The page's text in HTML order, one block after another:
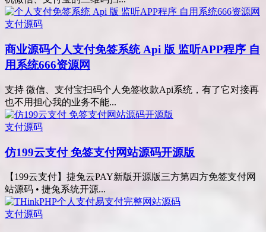
支付源码
商业源码个人支付免签系统 Api 版 监听APP程序 自
用系统666资源网
支持 微信、支付宝扫码个人免签收款Api系统，有了它对接再
也不用担心我的业务不能...
支付源码
仿199云支付 免签支付网站源码开源版
【199云支付】捷兔云PAY新版开源版三方第四方免签支付网
站源码 • 捷兔系统开源...
支付源码